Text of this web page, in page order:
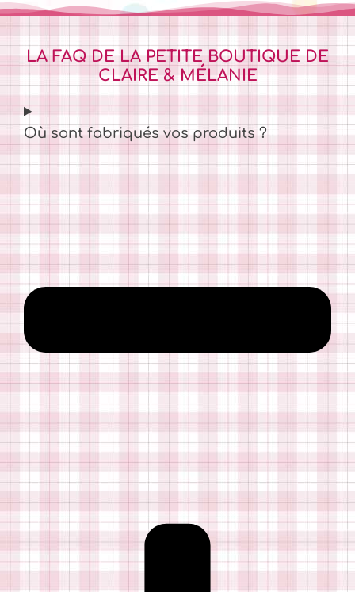
LA FAQ DE LA PETITE BOUTIQUE DE
CLAIRE & MÉLANIE
Où sont fabriqués vos produits ?